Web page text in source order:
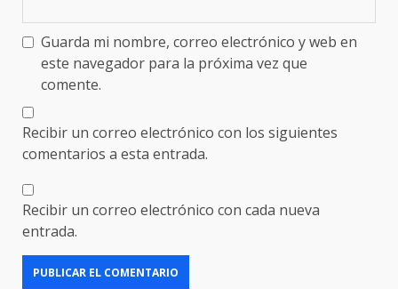
Guarda mi nombre, correo electrónico y web en
este navegador para la próxima vez que
comente.
Recibir un correo electrónico con los siguientes
comentarios a esta entrada.
Recibir un correo electrónico con cada nueva
entrada.